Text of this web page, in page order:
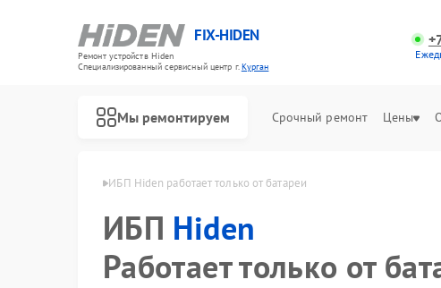
FIX-HIDEN
Ремонт устройств Hiden
Специализированный cервисный центр г.Курган
Мы ремонтируем Срочный ремонт Цены
Hiden в Кургане ИБП Hiden работает только от батареи
ИБП Hiden
Работает только от